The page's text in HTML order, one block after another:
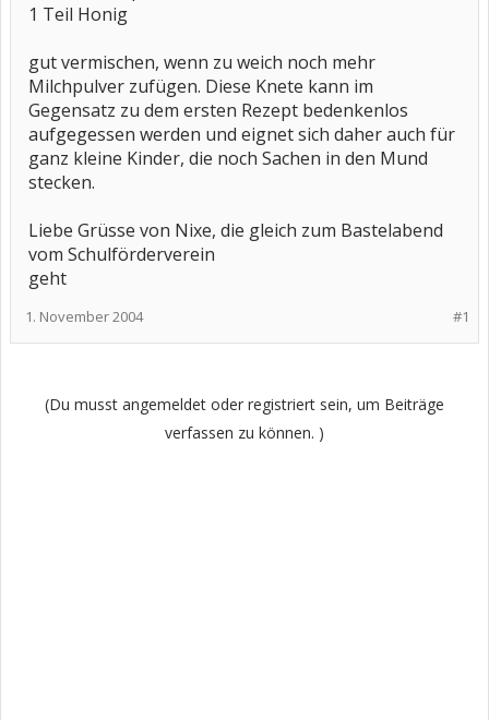
1 Teil Honig
gut vermischen, wenn zu weich noch mehr
Milchpulver zufügen. Diese Knete kann im
Gegensatz zu dem ersten Rezept bedenkenlos
aufgegessen werden und eignet sich daher auch für
ganz kleine Kinder, die noch Sachen in den Mund
stecken.
Liebe Grüsse von Nixe, die gleich zum Bastelabend
vom Schulförderverein
geht
#1
1. November 2004
(Du musst angemeldet oder registriert sein, um Beiträge
verfassen zu können. )